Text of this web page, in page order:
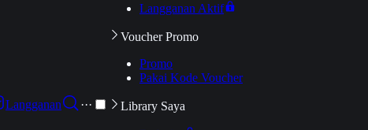
Langganan
···
Langganan Aktif
Voucher Promo
Promo
Pakai Kode Voucher
Library Saya